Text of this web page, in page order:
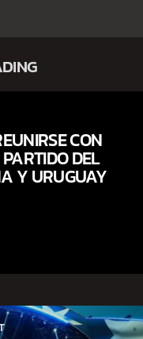
CON
DEL
Y URUGUAY